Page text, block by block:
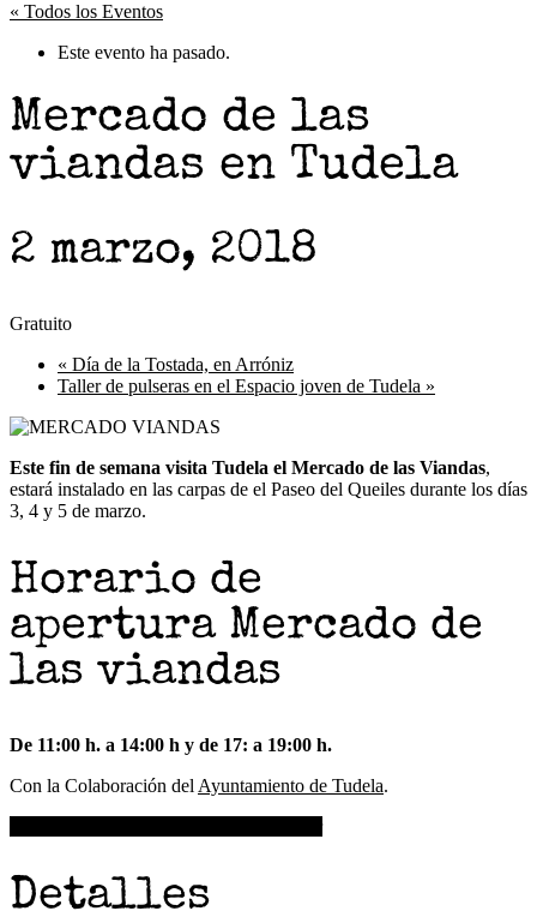
« Todos los Eventos
Este evento ha pasado.
Mercado de las
viandas en Tudela
2 marzo, 2018
Gratuito
« Día de la Tostada, en Arróniz
Taller de pulseras en el Espacio joven de Tudela »
Este fin de semana visita Tudela el Mercado de las Viandas,
estará instalado en las carpas de el Paseo del Queiles durante los días
3, 4 y 5 de marzo.
Horario de
apertura Mercado de
las viandas
De 11:00 h. a 14:00 h y de 17: a 19:00 h.
Con la Colaboración del Ayuntamiento de Tudela.
Detalles